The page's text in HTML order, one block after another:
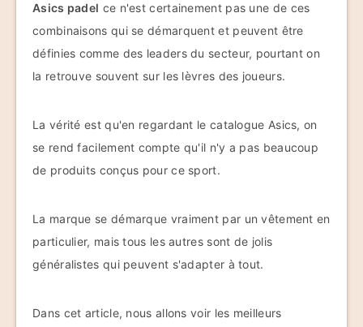
Asics padel ce n'est certainement pas une de ces
combinaisons qui se démarquent et peuvent être
définies comme des leaders du secteur, pourtant on
la retrouve souvent sur les lèvres des joueurs.
La vérité est qu'en regardant le catalogue Asics, on
se rend facilement compte qu'il n'y a pas beaucoup
de produits conçus pour ce sport.
La marque se démarque vraiment par un vêtement en
particulier, mais tous les autres sont de jolis
généralistes qui peuvent s'adapter à tout.
Dans cet article, nous allons voir les meilleurs